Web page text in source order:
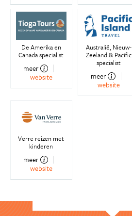
De Amerika en
Canada specialist
meer
website
Australië, Nieuw-
Zeeland & Pacific
specialist
meer
website
Verre reizen met
kinderen
meer
website